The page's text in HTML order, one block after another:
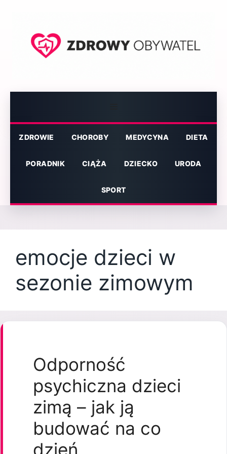
ZDROWIE CHOROBY MEDYCYNA DIETA
PORADNIK CIĄŻA DZIECKO URODA
SPORT
emocje dzieci w
sezonie zimowym
Odporność
psychiczna dzieci
zimą – jak ją
budować na co
dzień